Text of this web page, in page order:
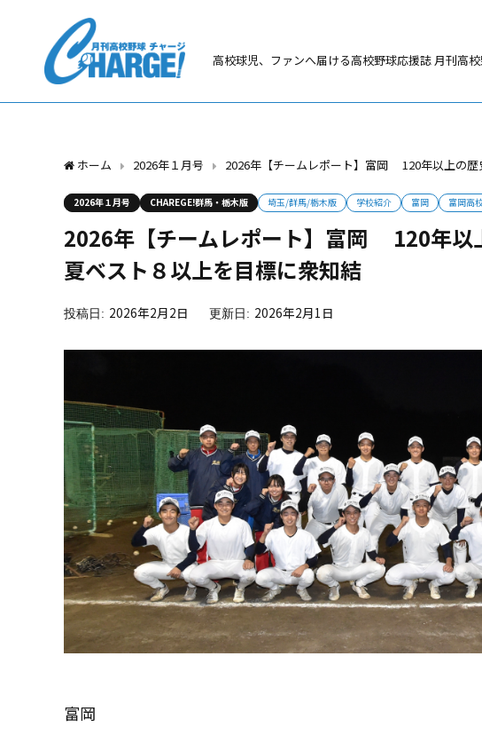
高校球児、ファンへ届ける高校野球応援誌 月刊高
ホーム 2026年１月号 2026年【チームレポート】富岡 120年以上の
2026年１月号 CHAREGE!群馬・栃木版 埼玉/群馬/栃木版 学校紹介 富岡 富岡高
2026年【チームレポート】富岡 120年以
夏ベスト８以上を目標に衆知結
2026年2月2日 2026年2月1日
富岡